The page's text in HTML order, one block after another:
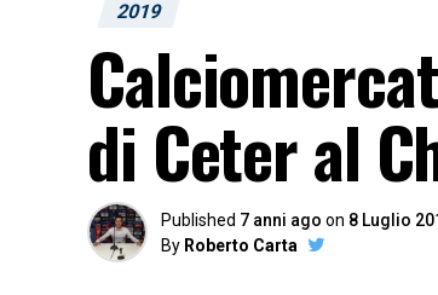
2019
di Ceter al
Published 7 anni ago on 8 Luglio
By Roberto Carta